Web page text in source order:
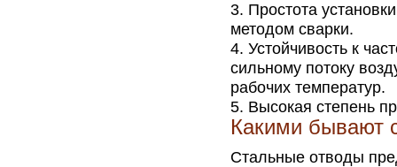
Простота
методом сварки.
Устойчивость к
сильному потоку
рабочих температур.
Высокая степень
Какими бывают
Стальные отводы